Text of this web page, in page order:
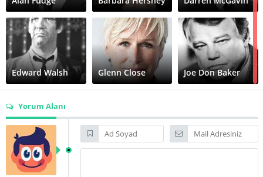
Edward Walsh Glenn Close Joe Don Baker
John Finnegan Jon Van Ness Kim Basinger
Yorum Alanı